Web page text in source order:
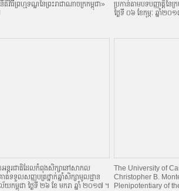
តិវិធីព្រហ្មទណ្ឌនៃព្រះរាជាណាចក្រកម្ពុជា»
ប្រកាន់តាមបទបញ្ញាតិ្តនៃ
ថ្ងៃទី ០៦ ខែកុម្ភៈ ឆ្នាំ២០
ន្តរជាតិដែលកំពុងសិក្សានៅសាកល
ាត់ទទួលសញ្ញបត្រថ្នាក់ឆ្នាំសិក្សាមូលដ្ឋាន
ម្ពុជា ថ្ងៃទី ២៦ ខែ មករា ឆ្នាំ ២០១៧ ។
The University of
Christopher B.
Plenipotentiary of